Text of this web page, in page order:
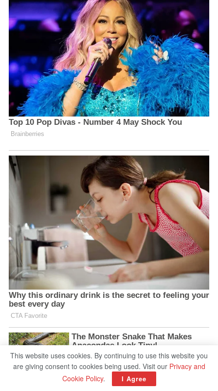
This website uses cookies. By continuing to use this website you
are giving consent to cookies being used. Visit our Privacy and
Cookie Policy. I Agree